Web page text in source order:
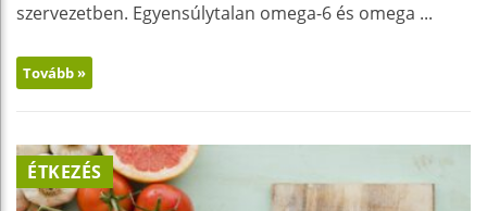
szervezetben. Egyensúlytalan omega-6 és omega ...
Tovább »
ÉTKEZÉS